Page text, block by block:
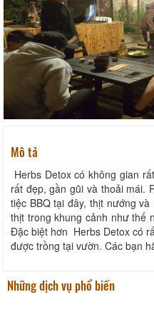
Mô tả
Herbs Detox có không gian
rất đẹp, gần gũi và thoải mái.
tiệc BBQ tại đây, thịt nướng
thịt trong khung cảnh như thế
Đặc biệt hơn Herbs Detox có
được trồng tại vườn. Các bạn
Những dịch vụ phổ biến